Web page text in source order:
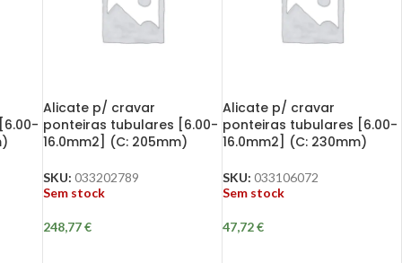
Alicate p/ cravar
ponteiras tubulares [6.00-
16.0mm2] (C: 205mm)
SKU:033202789
Sem stock
248,77€
Alicate p/ cravar
ponteiras tubulares [6.00-
16.0mm2] (C: 230mm)
SKU:033106072
Sem stock
47,72€